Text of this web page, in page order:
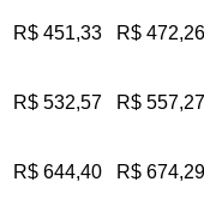
R$ 451,33 R$ 472,26
R$ 532,57 R$ 557,27
R$ 644,40 R$ 674,29